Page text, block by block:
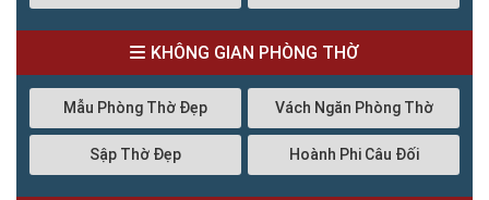
KHÔNG GIAN PHÒNG THỜ
Mẫu Phòng Thờ Đẹp Vách Ngăn Phòng Thờ
Sập Thờ Đẹp Hoành Phi Câu Đối